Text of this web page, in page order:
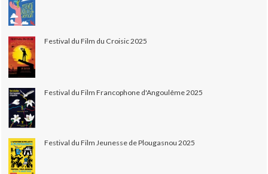
Festival du Film du Croisic 2025
Festival du Film Francophone d'Angoulême 2025
Festival du Film Jeunesse de Plougasnou 2025